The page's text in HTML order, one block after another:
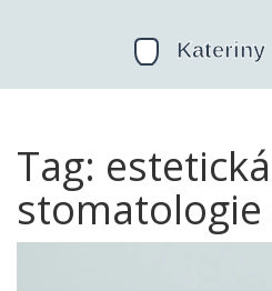
Tag: estetická
stomatologie